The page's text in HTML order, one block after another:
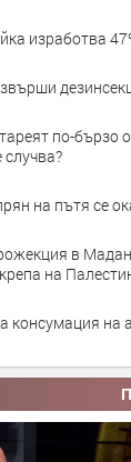
изработва
по-бързо
на пътя се
в
на
консумация на